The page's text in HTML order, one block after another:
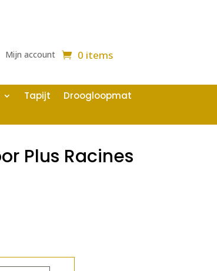
Mijn account 0 items
Tapijt
Droogloopmat
Plus Racines